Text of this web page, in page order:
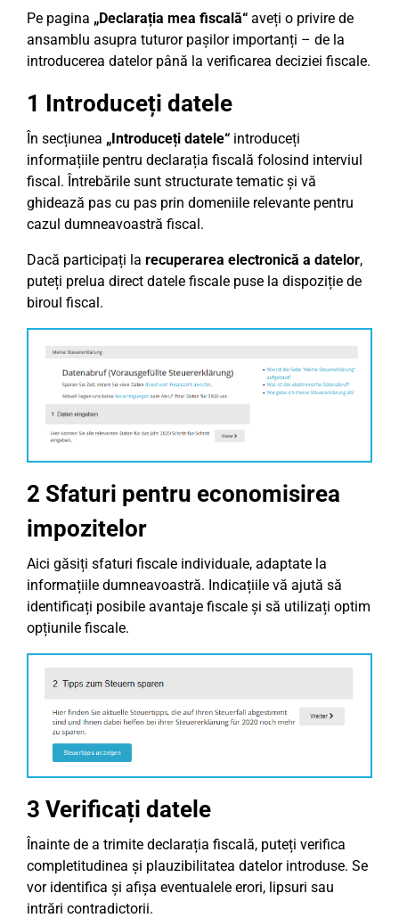
Pe pagina „Declarația mea fiscală“ aveți o privire de
ansamblu asupra tuturor pașilor importanți – de la
introducerea datelor până la verificarea deciziei fiscale.
1 Introduceți datele
În secțiunea „Introduceți datele“ introduceți
informațiile pentru declarația fiscală folosind interviul
fiscal. Întrebările sunt structurate tematic și vă
ghidează pas cu pas prin domeniile relevante pentru
cazul dumneavoastră fiscal.
Dacă participați la recuperarea electronică a datelor,
puteți prelua direct datele fiscale puse la dispoziție de
biroul fiscal.
2 Sfaturi pentru economisirea
impozitelor
Aici găsiți sfaturi fiscale individuale, adaptate la
informațiile dumneavoastră. Indicațiile vă ajută să
identificați posibile avantaje fiscale și să utilizați optim
opțiunile fiscale.
3 Verificați datele
Înainte de a trimite declarația fiscală, puteți verifica
completitudinea și plauzibilitatea datelor introduse. Se
vor identifica și afișa eventualele erori, lipsuri sau
intrări contradictorii.